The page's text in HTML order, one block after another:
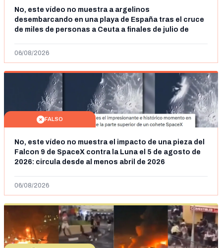
No, este vídeo no muestra a argelinos
desembarcando en una playa de España tras el cruce
de miles de personas a Ceuta a finales de julio de
06/08/2026
FALSO
No, este vídeo no muestra el impacto de una pieza del
Falcon 9 de SpaceX contra la Luna el 5 de agosto de
2026: circula desde al menos abril de 2026
06/08/2026